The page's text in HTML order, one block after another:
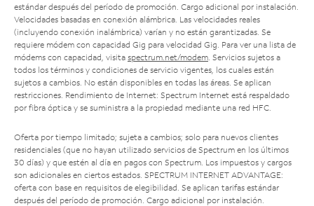
estándar después del período de promoción. Cargo adicional por instalación.
Velocidades basadas en conexión alámbrica. Las velocidades reales
(incluyendo conexión inalámbrica) varían y no están garantizadas. Se
requiere módem con capacidad Gig para velocidad Gig. Para ver una lista de
módems con capacidad, visita spectrum.net/modem . Servicios sujetos a
todos los términos y condiciones de servicio vigentes, los cuales están
sujetos a cambios. No están disponibles en todas las áreas. Se aplican
restricciones. Rendimiento de Internet: Spectrum Internet está respaldado
por fibra óptica y se suministra a la propiedad mediante una red HFC.
Oferta por tiempo limitado; sujeta a cambios; solo para nuevos clientes
residenciales (que no hayan utilizado servicios de Spectrum en los últimos
30 días) y que estén al día en pagos con Spectrum. Los impuestos y cargos
son adicionales en ciertos estados. SPECTRUM INTERNET ADVANTAGE:
oferta con base en requisitos de elegibilidad. Se aplican tarifas estándar
después del período de promoción. Cargo adicional por instalación.